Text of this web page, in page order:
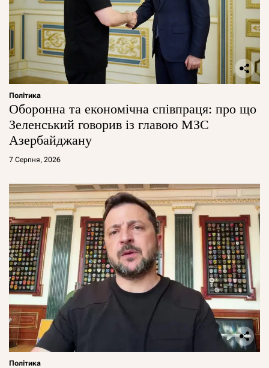
Політика
Оборонна та економічна співпраця: про що
Зеленський говорив із главою МЗС
Азербайджану
7 Серпня, 2026
Політика